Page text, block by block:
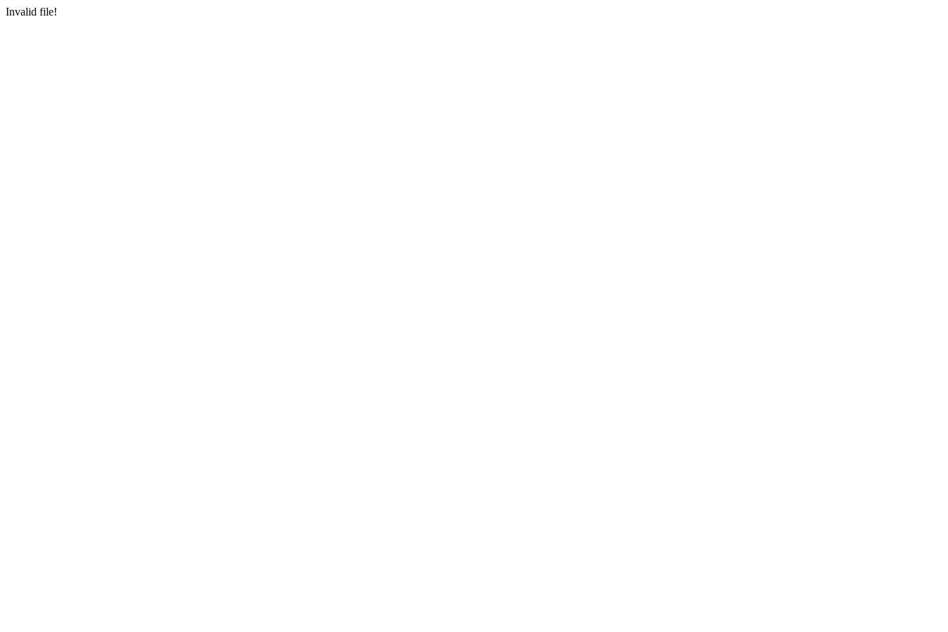
Invalid file!